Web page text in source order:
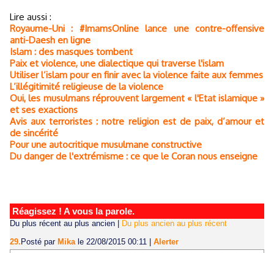
Lire aussi :
Royaume-Uni : #ImamsOnline lance une contre-offensive
anti-Daesh en ligne
Islam : des masques tombent
Paix et violence, une dialectique qui traverse l'islam
Utiliser l’islam pour en finir avec la violence faite aux femmes
L’illégitimité religieuse de la violence
Oui, les musulmans réprouvent largement « l'Etat islamique »
et ses exactions
Avis aux terroristes : notre religion est de paix, d’amour et
de sincérité
Pour une autocritique musulmane constructive
Du danger de l'extrémisme : ce que le Coran nous enseigne
Réagissez ! A vous la parole.
Du plus récent au plus ancien | Du plus ancien au plus récent
29.Posté par Mika le 22/08/2015 00:11 | Alerter